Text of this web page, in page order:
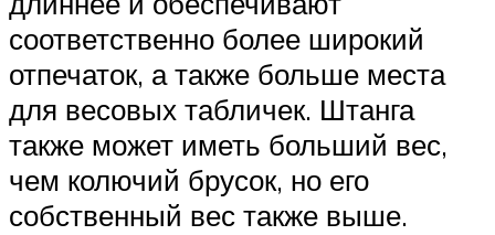
соответственно более широкий
отпечаток, а также больше места
для весовых табличек. Штанга
также может иметь больший вес,
чем колючий брусок, но его
собственный вес также выше.